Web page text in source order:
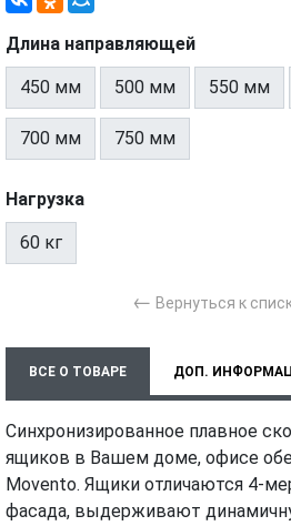
Длина направляющей
450 мм 500 мм 550 мм
700 мм 750 мм
Нагрузка
60 кг
← Вернуться к
ВСЕ О ТОВАРЕ ДОП.
МОНТАЖ И УСТАНОВКА ВИДЕО
Синхронизированное плавное
ящиков в Вашем доме, офисе
Movento. Ящики отличаются 4-
фасада, выдерживают